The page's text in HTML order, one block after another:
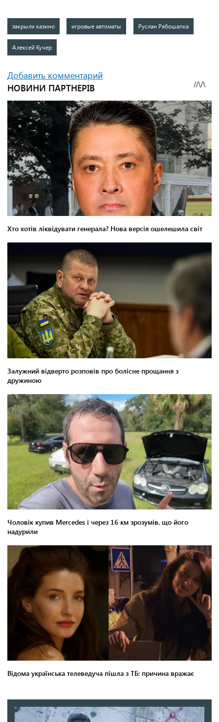
закрыли казино игровые автоматы Руслан Рябошапка
Алексей Кучер
Добавить комментарий